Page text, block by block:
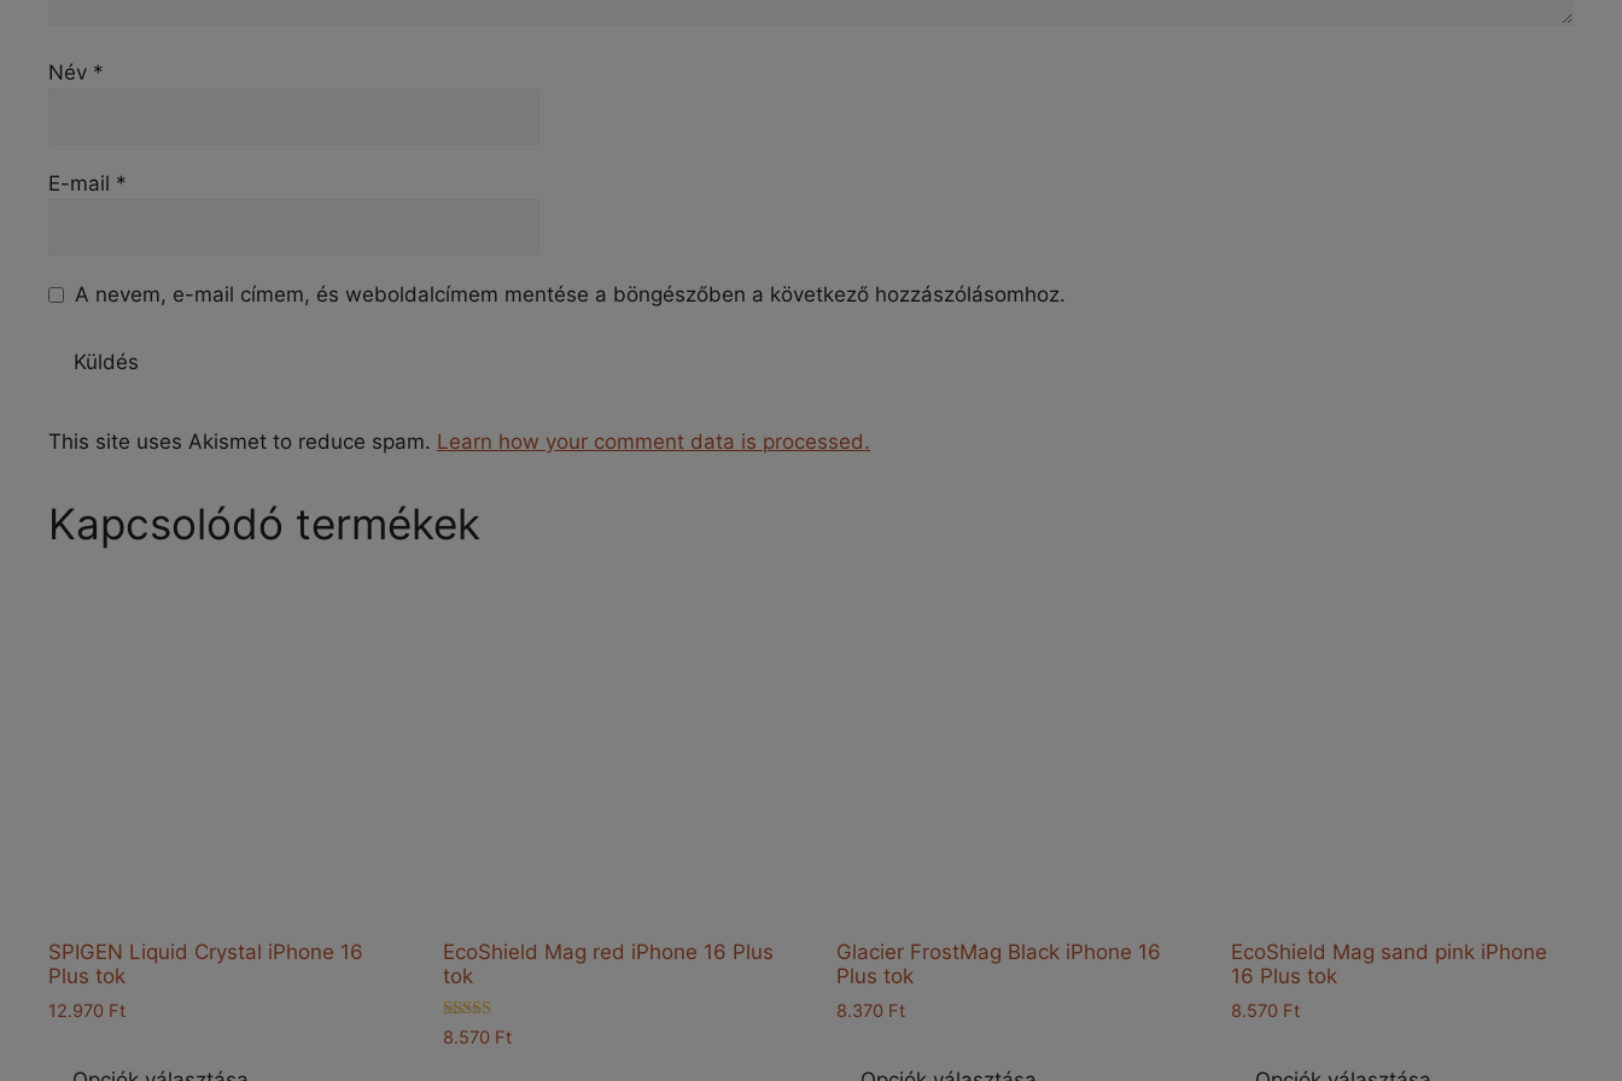
Név *
E-mail *
A nevem, e-mail címem, és weboldalcímem mentése a böngészőben a következő hozzászólásomhoz.
This site uses Akismet to reduce spam. Learn how your comment data is processed.
Kapcsolódó termékek
SPIGEN Liquid Crystal iPhone 16
Plus tok
12.970 Ft
EcoShield Mag red iPhone 16 Plus
tok
Értékelés:
8.570 Ft
Glacier FrostMag Black iPhone 16
Plus tok
8.370 Ft
EcoShield Mag sand pink iPhone
16 Plus tok
8.570 Ft